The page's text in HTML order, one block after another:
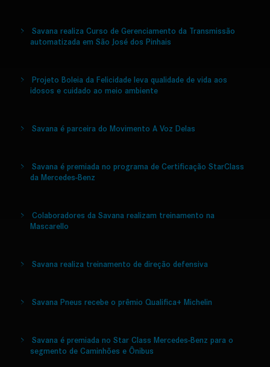
Savana realiza Curso de Gerenciamento da Transmissão
automatizada em São José dos Pinhais
Projeto Boleia da Felicidade leva qualidade de vida aos
idosos e cuidado ao meio ambiente
Savana é parceira do Movimento A Voz Delas
Savana é premiada no programa de Certificação StarClass
da Mercedes-Benz
Colaboradores da Savana realizam treinamento na
Mascarello
Savana realiza treinamento de direção defensiva
Savana Pneus recebe o prêmio Qualifica+ Michelin
Savana é premiada no Star Class Mercedes-Benz para o
segmento de Caminhões e Ônibus